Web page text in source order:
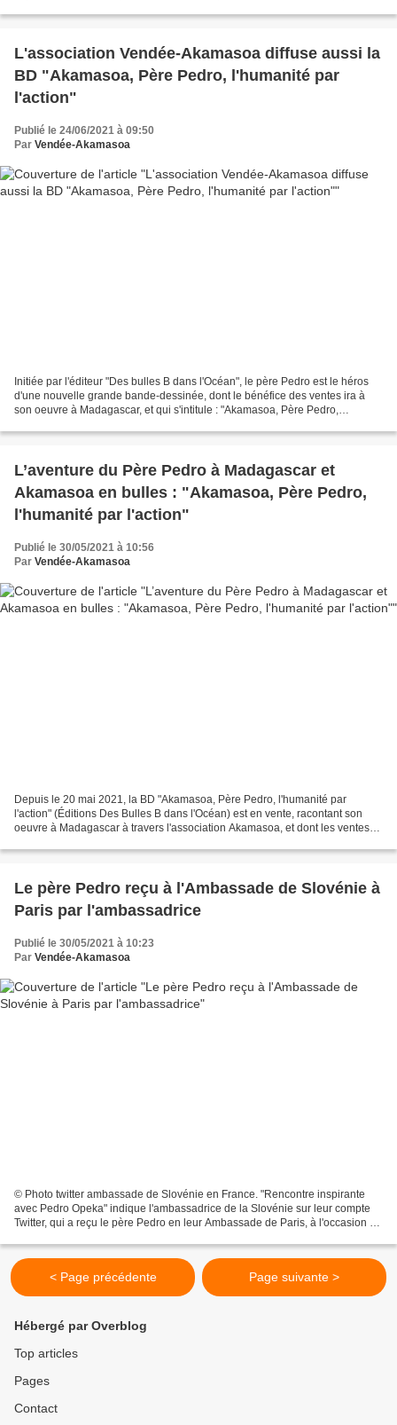
L'association Vendée-Akamasoa diffuse aussi la
BD "Akamasoa, Père Pedro, l'humanité par
l'action"
Publié le 24/06/2021 à 09:50
Par Vendée-Akamasoa
Initiée par l'éditeur "Des bulles B dans l'Océan", le père Pedro est le héros
d'une nouvelle grande bande-dessinée, dont le bénéfice des ventes ira à
son oeuvre à Madagascar, et qui s'intitule : "Akamasoa, Père Pedro,
L’aventure du Père Pedro à Madagascar et
Akamasoa en bulles : "Akamasoa, Père Pedro,
l'humanité par l'action"
Publié le 30/05/2021 à 10:56
Par Vendée-Akamasoa
Depuis le 20 mai 2021, la BD "Akamasoa, Père Pedro, l'humanité par
l'action" (Éditions Des Bulles B dans l'Océan) est en vente, racontant son
oeuvre à Madagascar à travers l'association Akamasoa, et dont les ventes
Le père Pedro reçu à l'Ambassade de Slovénie à
Paris par l'ambassadrice
Publié le 30/05/2021 à 10:23
Par Vendée-Akamasoa
© Photo twitter ambassade de Slovénie en France. "Rencontre inspirante
avec Pedro Opeka" indique l'ambassadrice de la Slovénie sur leur compte
Twitter, qui a reçu le père Pedro en leur Ambassade de Paris, à l'occasion de
< Page précédente Page suivante >
Hébergé par Overblog
Top articles
Pages
Contact